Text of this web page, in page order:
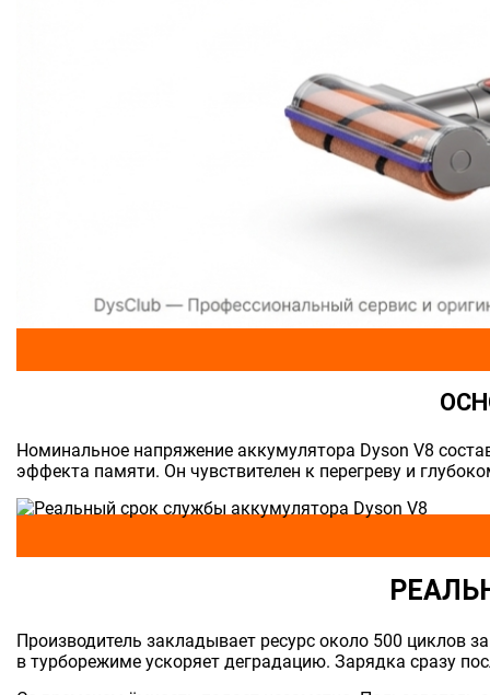
Номинальное напряжение аккумулятора Dyson V8
эффекта памяти. Он чувствителен к перегреву и
Производитель закладывает ресурс около 500 циклов
в турборежиме ускоряет деградацию. Зарядка сразу